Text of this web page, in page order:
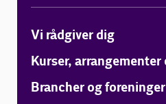
Vi rådgiver dig
Kurser,
Brancher og foreninger